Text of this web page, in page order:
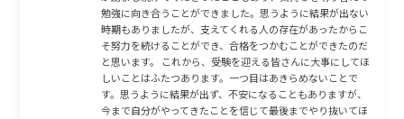
勉強に向き合うことができました。思うように結果が出ない
時期もありましたが、支えてくれる人の存在があったからこ
そ努力を続けることができ、合格をつかむことができたのだ
と思います。 これから、受験を迎える皆さんに大事にしてほ
しいことはふたつあります。一つ目はあきらめないことで
す。思うように結果が出ず、不安になることもありますが、
今まで自分がやってきたことを信じて最後までやり抜いてほ